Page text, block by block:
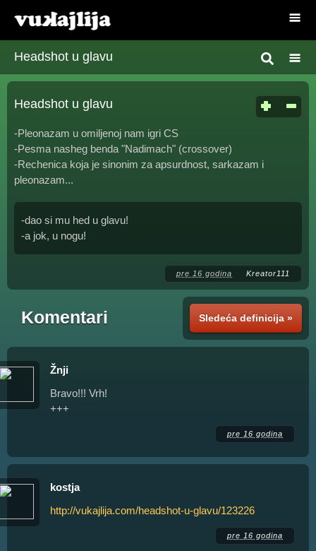
Headshot u glavu
Headshot u glavu
-Pleonazam u omiljenoj nam igri CS
-Pesma nasheg benda "Nadimach" (crossover)
-Rechenica koja je sinonim za apsurdnost, sarkazam i
pleonazam...
-dao si mu hed u glavu!
-a jok, u nogu!
pre 16 godina Kreator111
Sledeća definicija »
Komentari
Žnji
Bravo!!! Vrh!
+++
pre 16 godina
kostja
http://vukajlija.com/headshot-u-glavu/123226
pre 16 godina